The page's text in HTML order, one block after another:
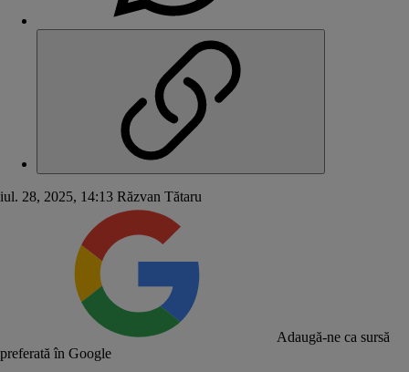
iul. 28, 2025, 14:13 Răzvan Tătaru
Adaugă-ne ca sursă
preferată în Google